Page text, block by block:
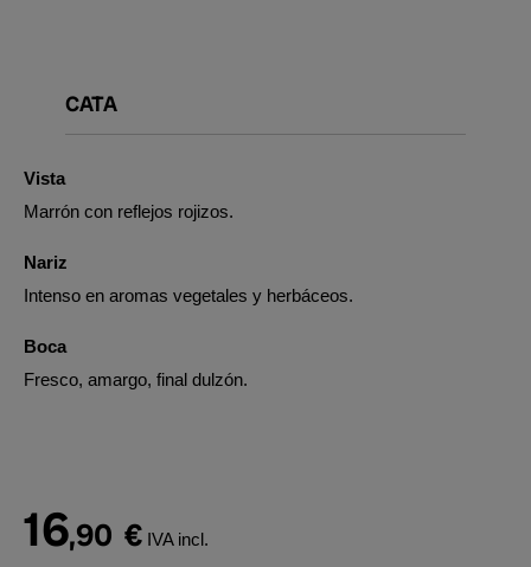
CATA
Vista
Marrón con reflejos rojizos.
Nariz
Intenso en aromas vegetales y herbáceos.
Boca
Fresco, amargo, final dulzón.
16,90 € IVA incl.